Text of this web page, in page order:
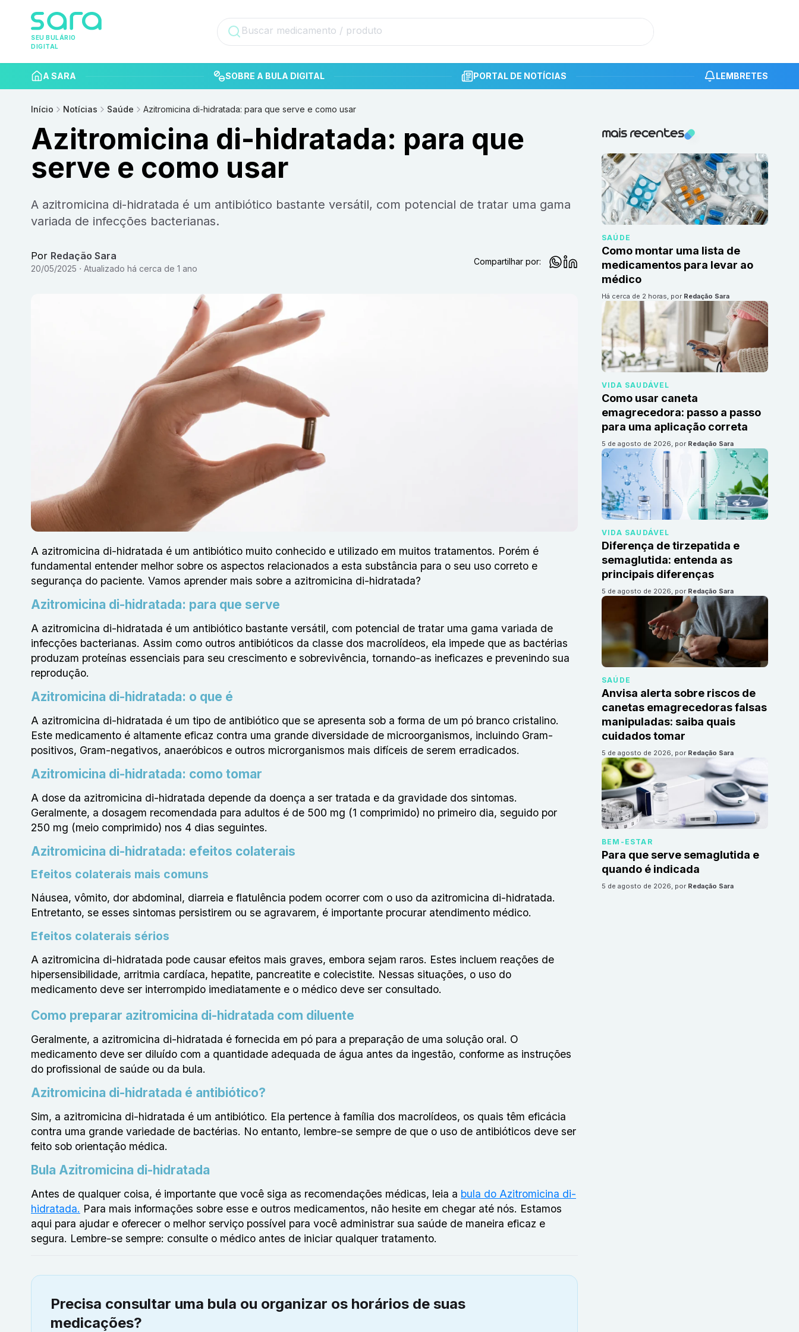
SEU BULÁRIO
DIGITAL
A SARA SOBRE A BULA DIGITAL PORTAL DE NOTÍCIAS LEMBRETES
Início Notícias Saúde Azitromicina di-hidratada: para que serve e como usar
Azitromicina di-hidratada: para que
serve e como usar
A azitromicina di-hidratada é um antibiótico bastante versátil, com potencial de tratar uma gama
variada de infecções bacterianas.
Por Redação Sara
20/05/2025 Atualizado há cerca de 1 ano
Compartilhar por:
A azitromicina di-hidratada é um antibiótico muito conhecido e utilizado em muitos tratamentos. Porém é
fundamental entender melhor sobre os aspectos relacionados a esta substância para o seu uso correto e
segurança do paciente. Vamos aprender mais sobre a azitromicina di-hidratada?
Azitromicina di-hidratada: para que serve
A azitromicina di-hidratada é um antibiótico bastante versátil, com potencial de tratar uma gama variada de
infecções bacterianas. Assim como outros antibióticos da classe dos macrolídeos, ela impede que as bactérias
produzam proteínas essenciais para seu crescimento e sobrevivência, tornando-as ineficazes e prevenindo sua
reprodução.
Azitromicina di-hidratada: o que é
A azitromicina di-hidratada é um tipo de antibiótico que se apresenta sob a forma de um pó branco cristalino.
Este medicamento é altamente eficaz contra uma grande diversidade de microorganismos, incluindo Gram-
positivos, Gram-negativos, anaeróbicos e outros microrganismos mais difíceis de serem erradicados.
Azitromicina di-hidratada: como tomar
A dose da azitromicina di-hidratada depende da doença a ser tratada e da gravidade dos sintomas.
Geralmente, a dosagem recomendada para adultos é de 500 mg (1 comprimido) no primeiro dia, seguido por
250 mg (meio comprimido) nos 4 dias seguintes.
Azitromicina di-hidratada: efeitos colaterais
Efeitos colaterais mais comuns
Náusea, vômito, dor abdominal, diarreia e flatulência podem ocorrer com o uso da azitromicina di-hidratada.
Entretanto, se esses sintomas persistirem ou se agravarem, é importante procurar atendimento médico.
Efeitos colaterais sérios
A azitromicina di-hidratada pode causar efeitos mais graves, embora sejam raros. Estes incluem reações de
hipersensibilidade, arritmia cardíaca, hepatite, pancreatite e colecistite. Nessas situações, o uso do
medicamento deve ser interrompido imediatamente e o médico deve ser consultado.
Como preparar azitromicina di-hidratada com diluente
Geralmente, a azitromicina di-hidratada é fornecida em pó para a preparação de uma solução oral. O
medicamento deve ser diluído com a quantidade adequada de água antes da ingestão, conforme as instruções
do profissional de saúde ou da bula.
Azitromicina di-hidratada é antibiótico?
Sim, a azitromicina di-hidratada é um antibiótico. Ela pertence à família dos macrolídeos, os quais têm eficácia
contra uma grande variedade de bactérias. No entanto, lembre-se sempre de que o uso de antibióticos deve ser
feito sob orientação médica.
Bula Azitromicina di-hidratada
Antes de qualquer coisa, é importante que você siga as recomendações médicas, leia a bula do Azitromicina di-
hidratada. Para mais informações sobre esse e outros medicamentos, não hesite em chegar até nós. Estamos
aqui para ajudar e oferecer o melhor serviço possível para você administrar sua saúde de maneira eficaz e
segura. Lembre-se sempre: consulte o médico antes de iniciar qualquer tratamento.
Precisa consultar uma bula ou organizar os horários de suas
medicações?
Notícias recentes
mais recentes
SAÚDE
Como montar uma lista de
medicamentos para levar ao
médico
há cerca de 2 horas, por Redação Sara
VIDA SAUDÁVEL
Como usar caneta
emagrecedora: passo a passo
para uma aplicação correta
5 de agosto de 2026, por Redação Sara
VIDA SAUDÁVEL
Diferença de tirzepatida e
semaglutida: entenda as
principais diferenças
5 de agosto de 2026, por Redação Sara
SAÚDE
Anvisa alerta sobre riscos de
canetas emagrecedoras falsas
manipuladas: saiba quais
cuidados tomar
5 de agosto de 2026, por Redação Sara
BEM-ESTAR
Para que serve semaglutida e
quando é indicada
5 de agosto de 2026, por Redação Sara